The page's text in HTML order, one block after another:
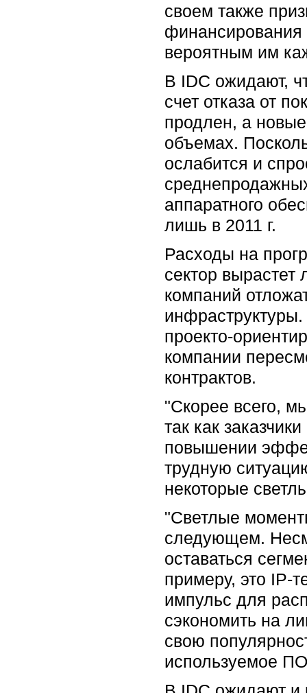
своем также
финансирования
вероятным им
В IDC ожидают,
счет отказа от
продлен, а
объемах.
ослабится и
аппаратного
лишь в 2011 г.
Расходы на
сектор
компаний
проекто-
компании
контрактов.
"Скорее всего,
так как
повышении
трудную
некоторые
"Светлые
следующем.
оставаться
примеру, это IP-
импульс для
сэкономить на
свою
используемое